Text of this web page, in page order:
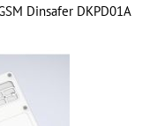
Dinsafer DKPD01A